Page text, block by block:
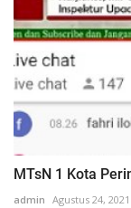
MTsN 1 Kota
admin Agustus 24, 2021